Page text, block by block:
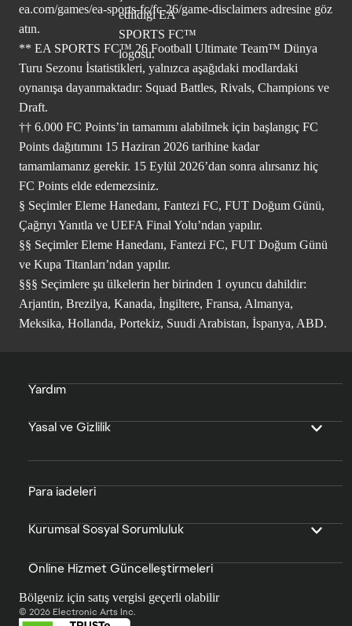
ea.com/games/ea-sports-fc/fc-26/game-disclaimers adresine göz
atın.
** EA SPORTS FC™ 26 Football Ultimate Team™ Dünya
Turu Sezonu İstatistikleri, yalnızca aşağıdaki modlardaki
oynanışa dayanmaktadır: Squad Battles, Rivals, Champions ve
Draft.
†† 6.000 FC Points’in tamamını alabilmek için başlangıç FC
Points dağıtımını 15 Haziran 2026 tarihine kadar
tamamlamanız gerekir. 15 Eylül 2026’dan sonra alırsanız hiç
FC Points elde edemezsiniz.
§ Seçimler Eleme Hanedanı, Fantezi FC, FUT Doğum Günü,
Çağrıyı Yanıtla ve UEFA Final Yolu’ndan yapılır.
§§ Seçimler Eleme Hanedanı, Fantezi FC, FUT Doğum Günü
ve Kupa Titanları’ndan yapılır.
§§§ Seçimlere şu ülkelerin her birinden 1 oyuncu dahildir:
Arjantin, Brezilya, Kanada, İngiltere, Fransa, Almanya,
Meksika, Hollanda, Portekiz, Suudi Arabistan, İspanya, ABD.
Yardım
Yasal ve Gizlilik
Para iadeleri
Kurumsal Sosyal Sorumluluk
Online Hizmet Güncelleştirmeleri
Bölgeniz için satış vergisi geçerli olabilir
© 2026 Electronic Arts Inc.